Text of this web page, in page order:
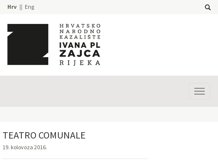
Hrv Eng
TEATRO COMUNALE
19. kolovoza 2016.